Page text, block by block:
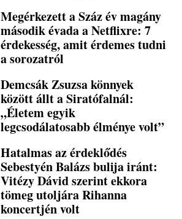
Megérkezett a Száz év magány
második évada a Netflixre: 7
érdekesség, amit érdemes tudni
a sorozatról
Demcsák Zsuzsa könnyek
között állt a Siratófalnál:
„Életem egyik
legcsodálatosabb élménye volt”
Hatalmas az érdeklődés
Sebestyén Balázs bulija iránt:
Vitézy Dávid szerint ekkora
tömeg utoljára Rihanna
koncertjén volt